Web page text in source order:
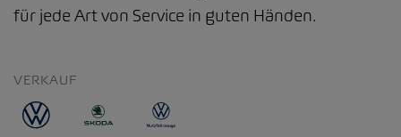
für jede Art von Service in guten Händen.
VERKAUF